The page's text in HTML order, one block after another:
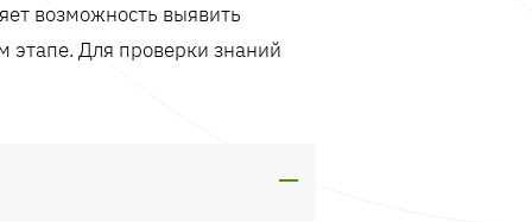
возможность выявить
этапе. Для проверки знаний